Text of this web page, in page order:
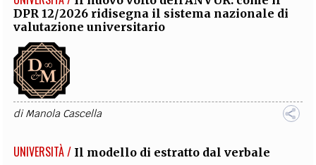
DPR 12/2026 ridisegna il sistema nazionale di
valutazione universitario
diManola Cascella
UNIVERSITÀ / Il modello di estratto dal verbale